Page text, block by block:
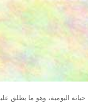
اليومية، وهو ما